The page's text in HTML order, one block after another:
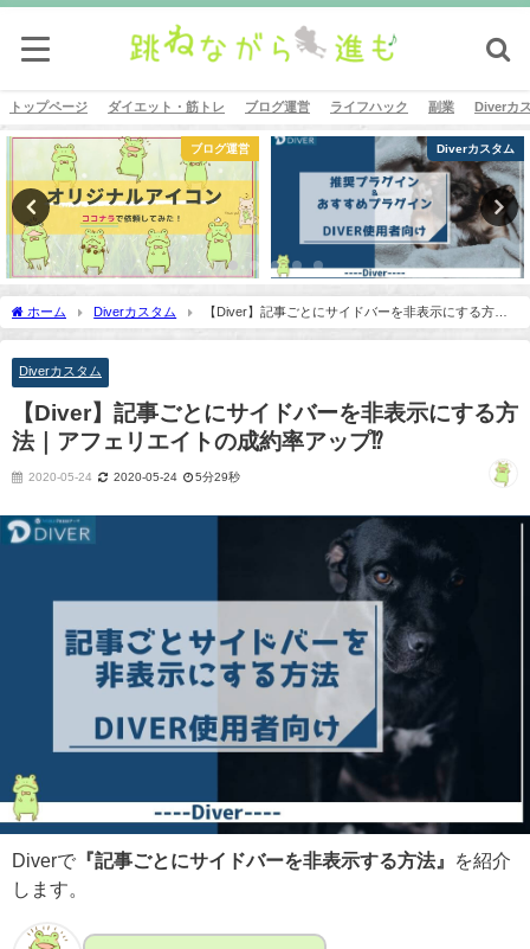
トップページ ダイエット・筋トレ ブログ運営 ライフハック 副業 Diverカ
ブログ運営 Diverカスタム
ホーム Diverカスタム
【Diver】記事ごとにサイドバーを非表示にする方法
｜アフェリエイトの成約率アップ⁉
Diverカスタム
【Diver】記事ごとにサイドバーを非表示にする方
法｜アフェリエイトの成約率アップ⁉
2020-05-24 2020-05-24 5分29秒
Diverで 『記事ごとにサイドバーを非表示する方法』
を紹介
します。